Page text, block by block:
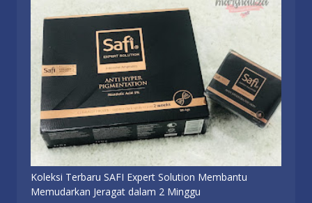
Koleksi Terbaru SAFI Expert Solution Membantu
Memudarkan Jeragat dalam 2 Minggu